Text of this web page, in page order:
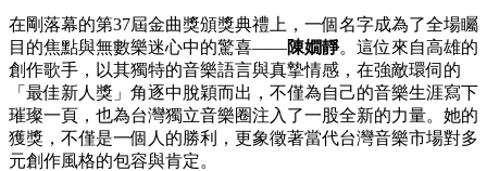
在剛落幕的第37屆金曲獎頒獎典禮上，一個名字成為了全場矚
目的焦點與無數樂迷心中的驚喜——陳嫺靜。這位來自高雄的
創作歌手，以其獨特的音樂語言與真摯情感，在強敵環伺的
「最佳新人獎」角逐中脫穎而出，不僅為自己的音樂生涯寫下
璀璨一頁，也為台灣獨立音樂圈注入了一股全新的力量。她的
獲獎，不僅是一個人的勝利，更象徵著當代台灣音樂市場對多
元創作風格的包容與肯定。